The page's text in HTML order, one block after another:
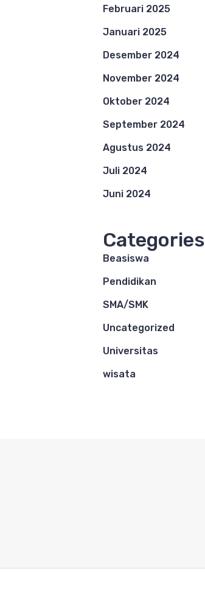
Februari 2025
Januari 2025
Desember 2024
November 2024
Oktober 2024
September 2024
Agustus 2024
Juli 2024
Juni 2024
Categories
Beasiswa
Pendidikan
SMA/SMK
Uncategorized
Universitas
wisata